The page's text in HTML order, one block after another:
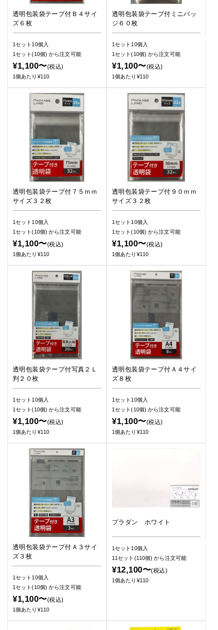
透明包装袋テープ付Ｂ４サイ
ズ６枚
1セット10個入
1セット(10個)から注文可能
¥1,100〜(税込)
1個あたり¥110
透明包装袋テープ付ミニバッ
ジ６０枚
1セット10個入
1セット(10個)から注文可能
¥1,100〜(税込)
1個あたり¥110
透明包装袋テープ付７５ｍｍ
サイズ３２枚
1セット10個入
1セット(10個)から注文可能
¥1,100〜(税込)
1個あたり¥110
透明包装袋テープ付９０ｍｍ
サイズ３２枚
1セット10個入
1セット(10個)から注文可能
¥1,100〜(税込)
1個あたり¥110
透明包装袋テープ付写真２Ｌ
判２０枚
1セット10個入
1セット(10個)から注文可能
¥1,100〜(税込)
1個あたり¥110
透明包装袋テープ付Ａ４サイ
ズ８枚
1セット10個入
1セット(10個)から注文可能
¥1,100〜(税込)
1個あたり¥110
透明包装袋テープ付Ａ３サイ
ズ３枚
1セット10個入
1セット(10個)から注文可能
¥1,100〜(税込)
1個あたり¥110
プラダン ホワイト
1セット10個入
11セット(110個)から注文可能
¥12,100〜(税込)
1個あたり¥110